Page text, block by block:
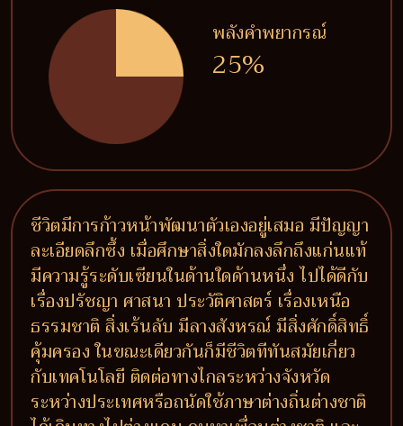
พลังคำพยากรณ์
25%
ชีวิตมีการก้าวหน้าพัฒนาตัวเองอยู่เสมอ มีปัญญา
ละเอียดลึกซึ้ง เมื่อศึกษาสิ่งใดมักลงลึกถึงแก่นแท้
มีความรู้ระดับเซียนในด้านใดด้านหนึ่ง ไปได้ดีกับ
เรื่องปรัชญา ศาสนา ประวัติศาสตร์ เรื่องเหนือ
ธรรมชาติ สิ่งเร้นลับ มีลางสังหรณ์ มีสิ่งศักดิ์สิทธิ์
คุ้มครอง ในขณะเดียวกันก็มีชีวิตทีทันสมัยเกี่ยว
กับเทคโนโลยี ติดต่อทางไกลระหว่างจังหวัด
ระหว่างประเทศหรือถนัดใช้ภาษาต่างถิ่นต่างชาติ